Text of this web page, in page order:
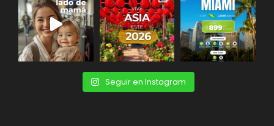
Seguir en Instagram